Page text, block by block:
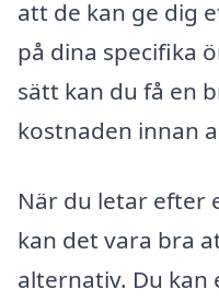
att de kan ge dig
på dina specifika
sätt kan du få en
kostnaden innan
När du letar efter
kan det vara bra
alternativ. Du